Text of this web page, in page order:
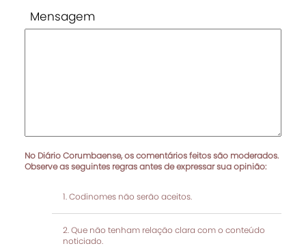
Mensagem
No Diário Corumbaense, os comentários feitos são moderados.
Observe as seguintes regras antes de expressar sua opinião:
Codinomes não serão aceitos.
Que não tenham relação clara com o conteúdo
noticiado.